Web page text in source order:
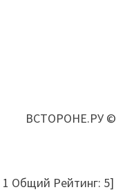
ВСТОРОНЕ.РУ ©
1 Общий Рейтинг: 5]